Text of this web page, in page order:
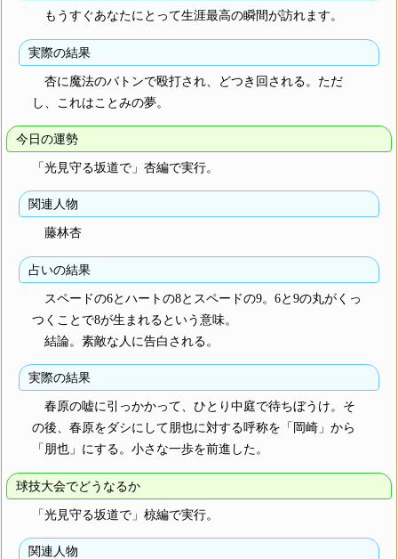
もうすぐあなたにとって生涯最高の瞬間が訪れます。
実際の結果
杏に魔法のバトンで殴打され、どつき回される。ただ
し、これはことみの夢。
今日の運勢
「光見守る坂道で」杏編で実行。
関連人物
藤林杏
占いの結果
スペードの6とハートの8とスペードの9。6と9の丸がくっ
つくことで8が生まれるという意味。
結論。素敵な人に告白される。
実際の結果
春原の嘘に引っかかって、ひとり中庭で待ちぼうけ。そ
の後、春原をダシにして朋也に対する呼称を「岡崎」から
「朋也」にする。小さな一歩を前進した。
球技大会でどうなるか
「光見守る坂道で」椋編で実行。
関連人物